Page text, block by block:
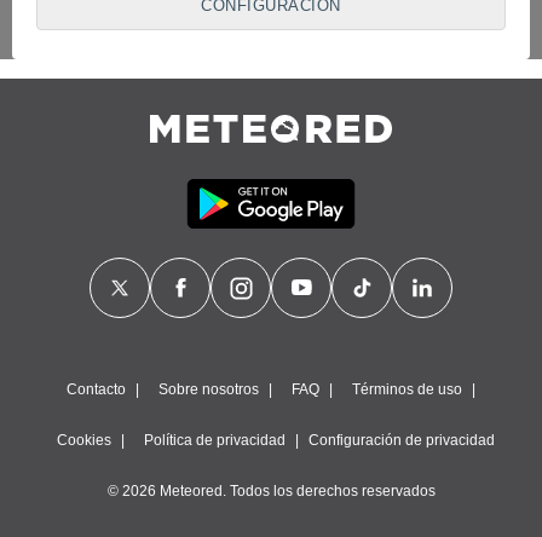
proveedores traten tus datos personales en virtud de un
interés legítimo, algo a lo que puedes oponerte. Para ello,
datos en cualquier momento haciendo clic en"Configurar"o
Nosotros y nuestros socios hacemos el siguiente
Almacenar la información en un dispositivo y/o acceder a
ella, uso de datos limitados para seleccionar anuncios
perfiles para seleccionar la publicidad personalizada, crear un
perfil para personalizar el contenido, uso de perfiles para la
selección de contenido personalizado, medir el rendimiento
la combinación de datos procedentes de diferentes fuentes,
con el objetivo de seleccionar el contenido.
mediante análisis de dispositivos, publicidad y contenido
CONFIGURACIÓN
Contacto Sobre nosotros FAQ Términos de uso
Cookies Política de privacidad Configuración de privacidad
© 2026 Meteored. Todos los derechos reservados